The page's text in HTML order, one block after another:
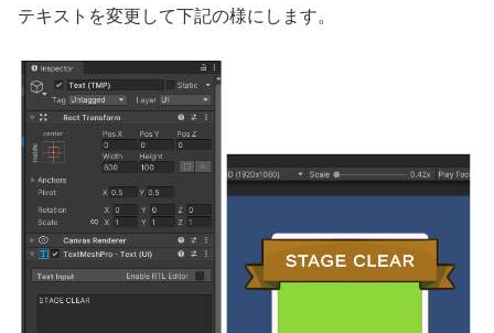
テキストを変更して下記の様にします。